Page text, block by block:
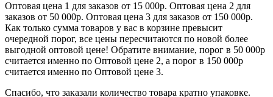
Оптовая цена 1 для заказов от 15 000р. Оптовая цена 2 для
заказов от 50 000р. Оптовая цена 3 для заказов от 150 000р.
Как только сумма товаров у вас в корзине превысит
очередной порог, все цены пересчитаются по новой более
выгодной оптовой цене! Обратите внимание, порог в 50 000р
считается именно по Оптовой цене 2, а порог в 150 000р
считается именно по Оптовой цене 3.
Спасибо, что заказали количество товара кратно упаковке.